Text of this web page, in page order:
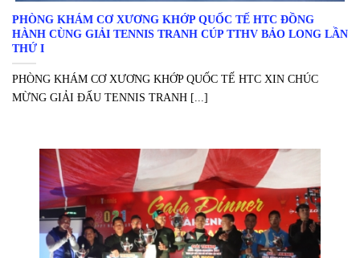
PHÒNG KHÁM CƠ XƯƠNG KHỚP QUỐC TẾ HTC ĐỒNG
HÀNH CÙNG GIẢI TENNIS TRANH CÚP TTHV BẢO LONG LẦN
THỨ I
PHÒNG KHÁM CƠ XƯƠNG KHỚP QUỐC TẾ HTC XIN CHÚC
MỪNG GIẢI ĐẤU TENNIS TRANH [...]